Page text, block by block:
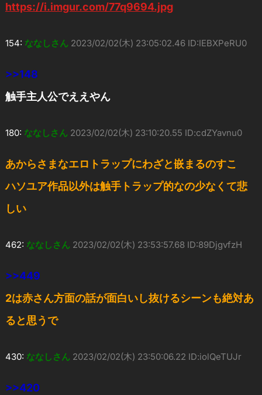
https://i.imgur.com/77q9694.jpg
154: ななしさん 2023/02/02(木) 23:05:02.46 ID:IEBXPeRU0
>>148
触手主人公でええやん
180: ななしさん 2023/02/02(木) 23:10:20.55 ID:cdZYavnu0
あからさまなエロトラップにわざと嵌まるのすこ
ハソユア作品以外は触手トラップ的なの少なくて悲
しい
462: ななしさん 2023/02/02(木) 23:53:57.68 ID:89DjgvfzH
>>449
2は赤さん方面の話が面白いし抜けるシーンも絶対あ
ると思うで
430: ななしさん 2023/02/02(木) 23:50:06.22 ID:iolQeTUJr
>>420